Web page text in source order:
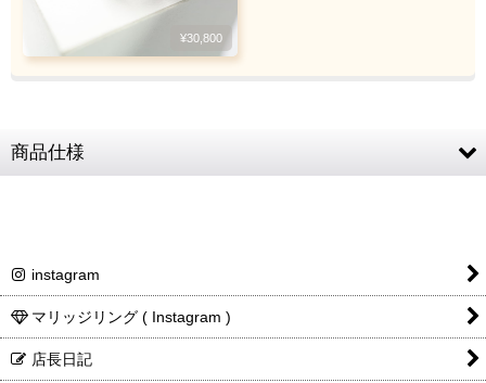
ご注文・決済お手続き完了後
ご注文の際は
¥30,800
商品仕様
ピアスキャッチ
ピアス針の太さ
16G ／ 一般的なピアッサー内蔵のピアスと同
じです
商品詳細金額・
instagram
マリッジリング ( Instagram )
店長日記